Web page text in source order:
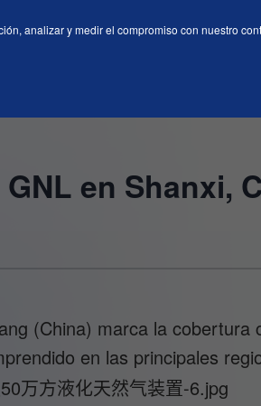
Centro de Medios Contáctenos
analizar y medir el compromiso con nuestro
en Shanxi,
(China) marca la cobertura
en las principales